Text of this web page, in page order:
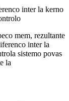
inter la kerno
mem, rezultante
inter la
sistemo povas
la